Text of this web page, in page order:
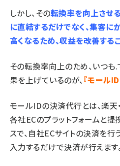
しかし、その転換率を向上させ
に直結するだけでなく、集客
高くなるため、収益を改善する
その転換率向上のため、いつも
果を上げているのが、『モールID
モールIDの決済代行とは、楽
各社ECのプラットフォームと
スで、自社ECサイトの決済を
入力するだけで決済が行えます